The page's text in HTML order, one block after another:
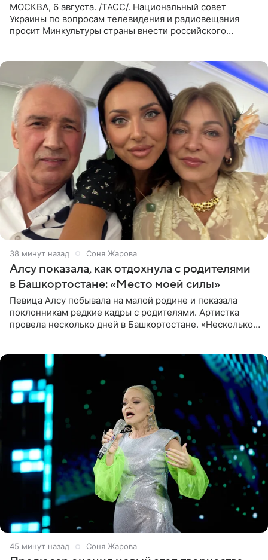
МОСКВА, 6 августа. /ТАСС/. Национальный совет
Украины по вопросам телевидения и радиовещания
просит Минкультуры страны внести российского
38 минут назад Соня Жарова
Алсу показала, как отдохнула с родителями
в Башкортостане: «Место моей силы»
Певица Алсу побывала на малой родине и показала
поклонникам редкие кадры с родителями. Артистка
провела несколько дней в Башкортостане. «Несколько
45 минут назад Соня Жарова